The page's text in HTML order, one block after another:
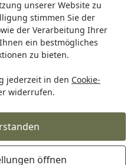
unserer Website zu
stimmen Sie der
der Verarbeitung Ihrer
ein bestmögliches
zu bieten.
jederzeit in den Cookie-
widerrufen.
öffnen
230x280 mmP
Professional